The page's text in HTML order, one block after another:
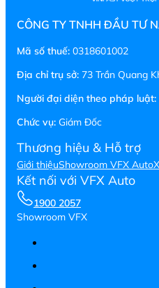
CÔNG TY TNHH ĐẦU TƯ
Mã số thuế: 0318601002
Địa chỉ trụ sở: 73 Trần Quang
Người đại diện theo pháp luật:
Chức vụ: Giám Đốc
Thương hiệu & Hỗ trợ
Giới thiệuShowroom VFX Auto
Kết nối với VFX Auto
1900 2057
Showroom VFX